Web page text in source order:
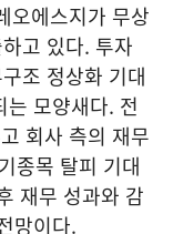
오에스지가 무상
고 있다. 투자
조 정상화 기대
모양새다. 전
회사 측의 재무
종목 탈피 기대
재무 성과와 감
망이다.